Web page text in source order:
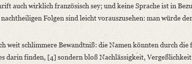
auch wirklich französisch sey; und keine Sprache ist in
nachtheiligen Folgen sind leicht vorauszusehen: man würde
weit schlimmere Bewandtniß: die Namen könnten durch die
darin finden, [4] sondern bloß Nachlässigkeit,